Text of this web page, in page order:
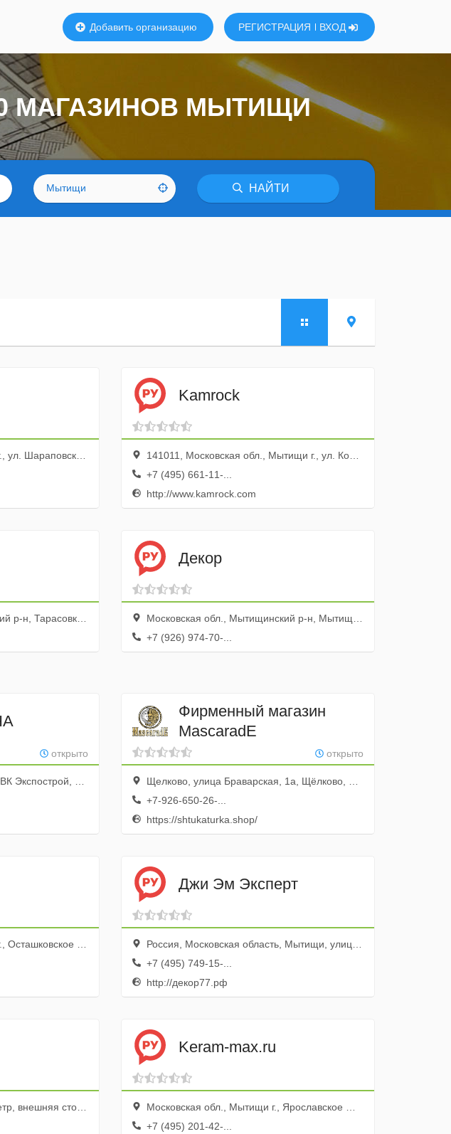
Добавить организацию РЕГИСТРАЦИЯ ВХОД
Мытищи НАЙТИ
МАГАЗИНОВ МЫТИЩИ
Шараповская, 1
Kamrock
141011, Московская обл., Мытищи г., ул. Коммунистическая, 10, корп.1, ТЦ XL, эт. 2
+7 (495) 661-11-...
http://www.kamrock.com
Б., 101, ТК Тарасовкий комплекс
Декор
Московская обл., Мытищинский р-н, Мытищи, ул. Матросова, 13
+7 (926) 974-70-...
открыто
павильон, место 96
Фирменный магазин
MascaradЕ
открыто
Щелково, улица Браварская, 1а, Щёлково, Россия
+7-926-650-26-...
https://shtukaturka.shop/
ш., вл. 1б, пав. 9-15
Джи Эм Эксперт
Россия, Московская область, Мытищи, улица Карла Либкнехта, 11/35
+7 (495) 749-15-...
http://декор77.рф
Тракт-Терминал, пав. №13/1
Keram-max.ru
Московская обл., Мытищи г., Ярославское ш., 118б
+7 (495) 201-42-...